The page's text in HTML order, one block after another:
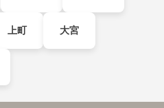
上町 大宮